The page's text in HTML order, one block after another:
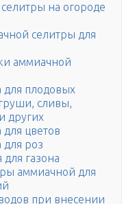
на огороде
селитры для
аммиачной
для плодовых
сливы,
других
цветов
для роз
газона
аммиачной для
при внесении